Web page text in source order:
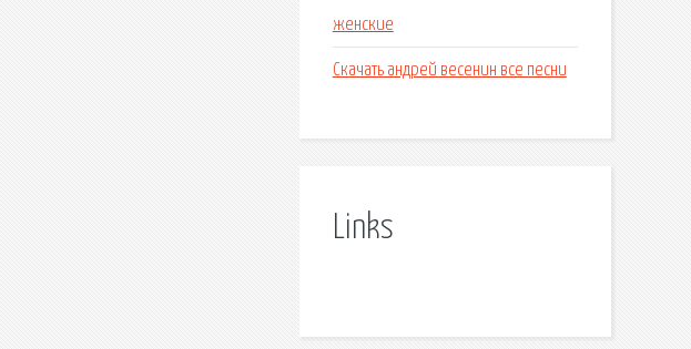
женские
Скачать андрей весенин все песни
Links